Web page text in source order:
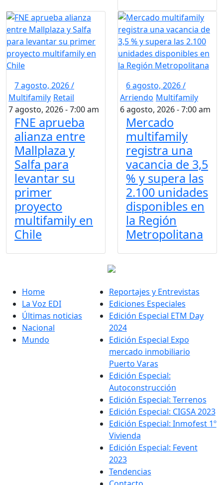
7 agosto, 2026 /
Multifamily Retail
7 agosto, 2026 - 7:00 am
FNE aprueba
alianza entre
Mallplaza y
Salfa para
levantar su
primer
proyecto
multifamily en
Chile
6 agosto, 2026 /
Arriendo Multifamily
6 agosto, 2026 - 7:00 am
Mercado
multifamily
registra una
vacancia de 3,5
% y supera las
2.100 unidades
disponibles en
la Región
Metropolitana
Home
La Voz EDI
Últimas noticias
Nacional
Mundo
Reportajes y Entrevistas
Ediciones Especiales
Edición Especial ETM Day
2024
Edición Especial Expo
mercado inmobiliario
Puerto Varas
Edición Especial:
Autoconstrucción
Edición Especial: Terrenos
Edición Especial: CIGSA 2023
Edición Especial: Inmofest 1º
Vivienda
Edición Especial: Fevent
2023
Tendencias